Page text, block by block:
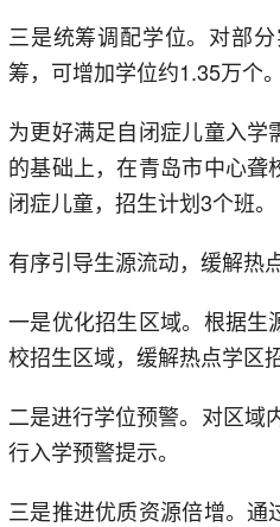
三是统筹调配学位。对部
筹，可增加学位约1.35万个。
为更好满足自闭症儿童入
的基础上，在青岛市中心聋
闭症儿童，招生计划3个班。
有序引导生源流动，缓解热
一是优化招生区域。根据生
校招生区域，缓解热点学区
二是进行学位预警。对区域
行入学预警提示。
三是推进优质资源倍增。